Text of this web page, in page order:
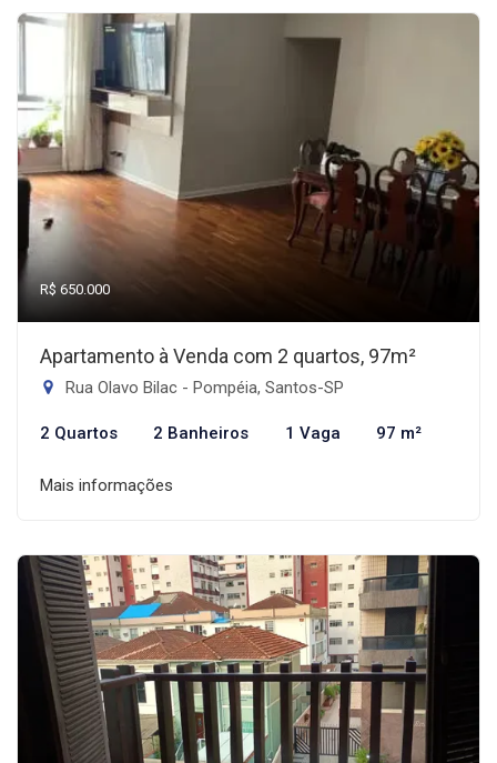
R$ 650.000
Apartamento à Venda com 2 quartos, 97m²
Rua Olavo Bilac - Pompéia, Santos-SP
2 Quartos 2 Banheiros 1 Vaga 97 m²
Mais informações